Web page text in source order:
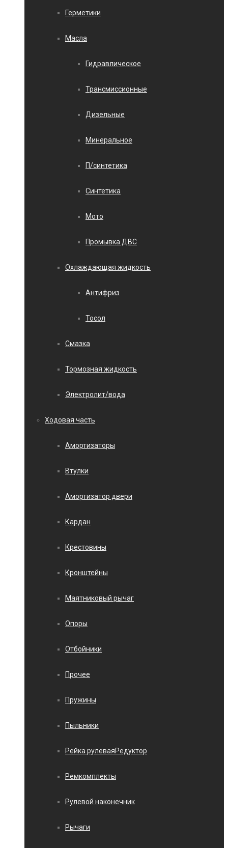
Герметики
Масла
Гидравлическое
Трансмиссионные
Дизельные
Минеральное
П/синтетика
Синтетика
Мото
Промывка ДВС
Охлаждающая жидкость
Антифриз
Тосол
Смазка
Тормозная жидкость
Электролит/вода
Ходовая часть
Амортизаторы
Втулки
Амортизатор двери
Кардан
Крестовины
Кронштейны
Маятниковый рычаг
Опоры
Отбойники
Прочее
Пружины
Пыльники
Рейка рулеваяРедуктор
Ремкомплекты
Рулевой наконечник
Рычаги